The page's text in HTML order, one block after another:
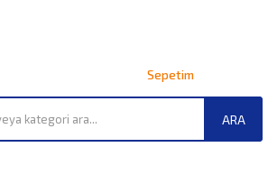
ARA
Sepetim